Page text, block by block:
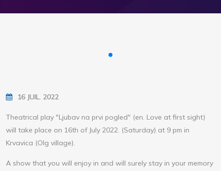
16 JUIL. 2022
Theatrical play "Ljubav na prvi pogled" (en. Love at first sight)
will take place on 16th of July 2022. (Saturday) at 9 pm in
Krvavica (Olg village).
A show that you will enjoy in and will surely stay in your memory